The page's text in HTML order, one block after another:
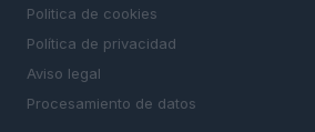
Politica de cookies
Política de privacidad
Aviso legal
Procesamiento de datos